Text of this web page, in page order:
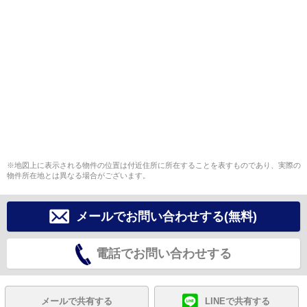
※地図上に表示される物件の位置は付近住所に所在することを表すものであり、実際の
物件所在地とは異なる場合がございます。
メールでお問い合わせする(無料)
電話でお問い合わせする
メールで共有する LINEで共有する